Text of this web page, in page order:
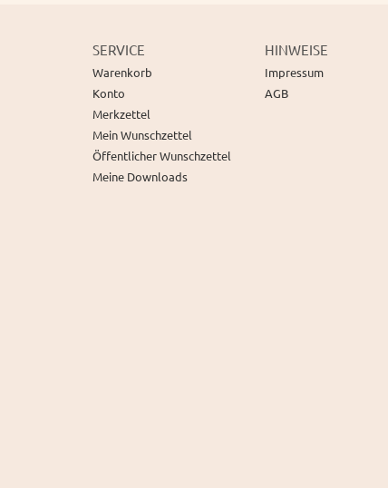
SERVICE
Warenkorb
Konto
Merkzettel
Mein Wunschzettel
Öffentlicher Wunschzettel
Meine Downloads
HINWEISE
Impressum
AGB